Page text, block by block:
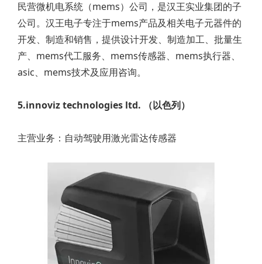
民营微机电系统（mems）公司，是汉王实业集团的子
公司。汉王电子专注于mems产品及相关电子元器件的
开发、制造和销售，提供设计开发、制造加工、批量生
产、mems代工服务、mems传感器、mems执行器、
asic、mems技术及应用咨询。
5.innoviz technologies ltd. （以色列）
主营业务：自动驾驶用激光雷达传感器